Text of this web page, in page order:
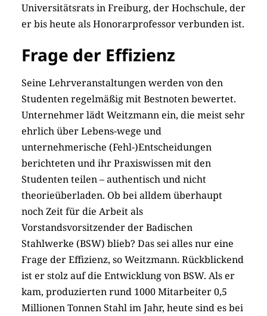
Universitätsrats in Freiburg, der Hochschule, der
er bis heute als Honorarprofessor verbunden ist.
Frage der Effizienz
Seine Lehrveranstaltungen werden von den
Studenten regelmäßig mit Bestnoten bewertet.
Unternehmer lädt Weitzmann ein, die meist sehr
ehrlich über Lebens-wege und
unternehmerische (Fehl-)Entscheidungen
berichteten und ihr Praxiswissen mit den
Studenten teilen – authentisch und nicht
theorieüberladen. Ob bei alldem überhaupt
noch Zeit für die Arbeit als
Vorstandsvorsitzender der Badischen
Stahlwerke (BSW) blieb? Das sei alles nur eine
Frage der Effizienz, so Weitzmann. Rückblickend
ist er stolz auf die Entwicklung von BSW. Als er
kam, produzierten rund 1000 Mitarbeiter 0,5
Millionen Tonnen Stahl im Jahr, heute sind es bei